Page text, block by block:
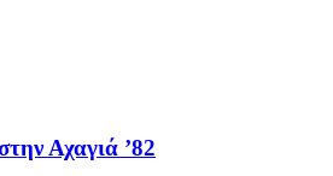
Αχαγιά ’82